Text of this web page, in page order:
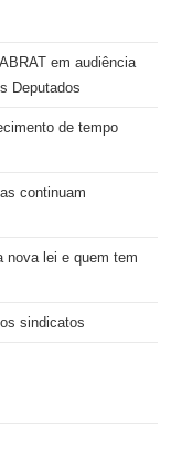
em audiência
Deputados
de tempo
continuam
nova lei e quem tem
sindicatos